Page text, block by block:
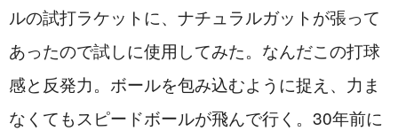
ルの試打ラケットに、ナチュラルガットが張って
あったので試しに使用してみた。なんだこの打球
感と反発力。ボールを包み込むように捉え、力ま
なくてもスピードボールが飛んで行く。30年前に